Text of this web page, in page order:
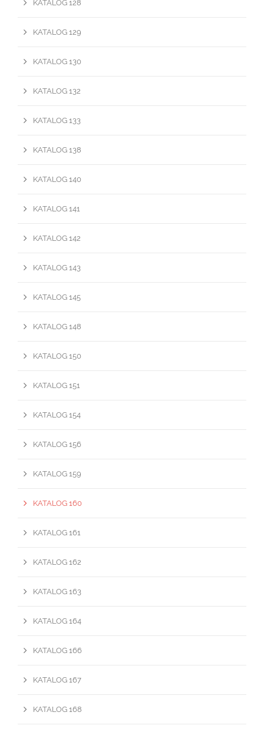
KATALOG 128
KATALOG 129
KATALOG 130
KATALOG 132
KATALOG 133
KATALOG 138
KATALOG 140
KATALOG 141
KATALOG 142
KATALOG 143
KATALOG 145
KATALOG 148
KATALOG 150
KATALOG 151
KATALOG 154
KATALOG 156
KATALOG 159
KATALOG 160
KATALOG 161
KATALOG 162
KATALOG 163
KATALOG 164
KATALOG 166
KATALOG 167
KATALOG 168